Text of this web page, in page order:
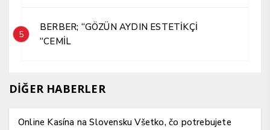
5
BERBER; “GÖZÜN AYDIN ESTETİKÇİ
“CEMİL
DİĞER HABERLER
Online Kasína na Slovensku Všetko, čo potrebujete